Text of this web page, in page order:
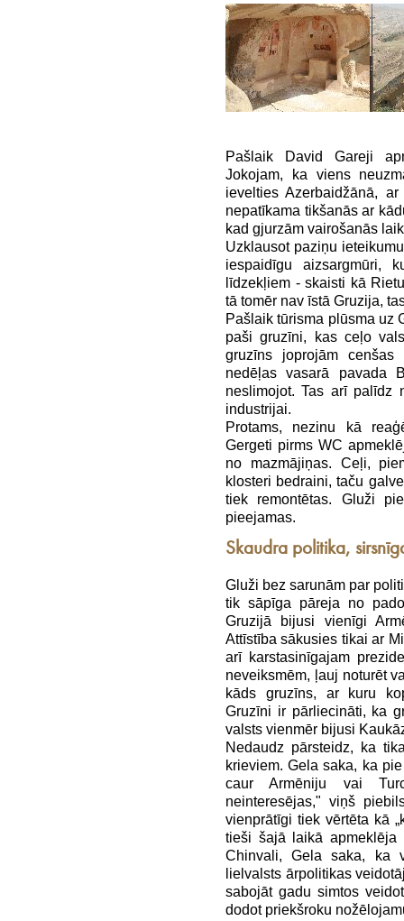
Pašlaik David Gareji
Jokojam, ka viens
ievelties Azerbaidžānā,
nepatīkama tikšanās ar
kad gjurzām vairošanās
Uzklausot paziņu
iespaidīgu aizsargmūri,
līdzekļiem - skaisti kā
tā tomēr nav īstā Gruzija,
Pašlaik tūrisma plūsma uz
paši gruzīni, kas ceļo
gruzīns joprojām
nedēļas vasarā pavada
neslimojot. Tas arī palīdz
industrijai.
Protams, nezinu kā
Gergeti pirms WC
no mazmājiņas. Ceļi,
klosteri bedraini, taču
tiek remontētas. Gluži
pieejamas.
Skaudra politika,
Gluži bez sarunām par
tik sāpīga pāreja no
Gruzijā bijusi vienīgi
Attīstība sākusies tikai ar
arī karstasinīgajam
neveiksmēm, ļauj noturēt
kāds gruzīns, ar kuru
Gruzīni ir pārliecināti, ka
valsts vienmēr bijusi
Nedaudz pārsteidz, ka
krieviem. Gela saka, ka
caur Armēniju vai
neinteresējas," viņš
vienprātīgi tiek vērtēta kā
tieši šajā laikā apmeklēja
Chinvali, Gela saka, ka
lielvalsts ārpolitikas
sabojāt gadu simtos
dodot priekšroku